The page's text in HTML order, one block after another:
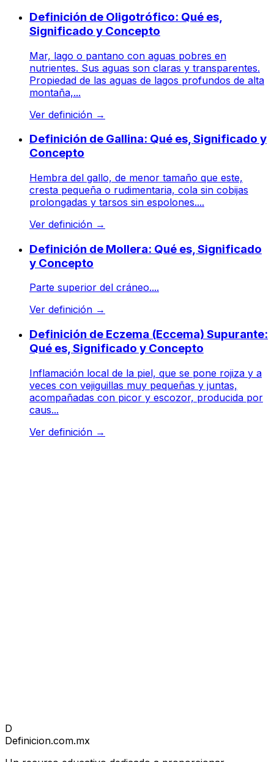
Definición de Oligotrófico: Qué es,
Significado y Concepto
Mar, lago o pantano con aguas pobres en
nutrientes. Sus aguas son claras y transparentes.
Propiedad de las aguas de lagos profundos de alta
montaña,...
Ver definición →
Definición de Gallina: Qué es, Significado y
Concepto
Hembra del gallo, de menor tamaño que este,
cresta pequeña o rudimentaria, cola sin cobijas
prolongadas y tarsos sin espolones....
Ver definición →
Definición de Mollera: Qué es, Significado
y Concepto
Parte superior del cráneo....
Ver definición →
Definición de Eczema (Eccema) Supurante:
Qué es, Significado y Concepto
Inflamación local de la piel, que se pone rojiza y a
veces con vejiguillas muy pequeñas y juntas,
acompañadas con picor y escozor, producida por
caus...
Ver definición →
D
Definicion.com.mx